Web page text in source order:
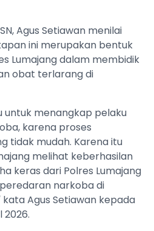
Agus Setiawan menilai
ini merupakan bentuk
Lumajang dalam membidik
obat terlarang di
untuk menangkap pelaku
karena proses
tidak mudah. Karena itu
melihat keberhasilan
keras dari Polres Lumajang
narkoba di
Agus Setiawan kepada
2026.